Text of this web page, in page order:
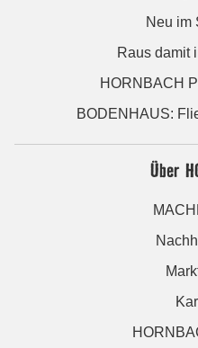
Neu im
Raus damit
HORNBACH
BODENHAUS:
Über